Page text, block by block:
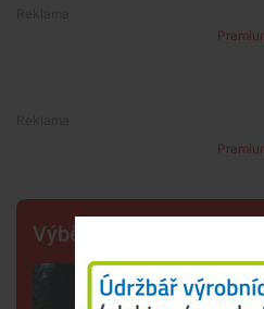
Výběr šéfredaktora
Šelma na jihu